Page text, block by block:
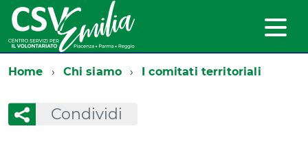
Home Chi siamo I comitati territoriali
Condividi